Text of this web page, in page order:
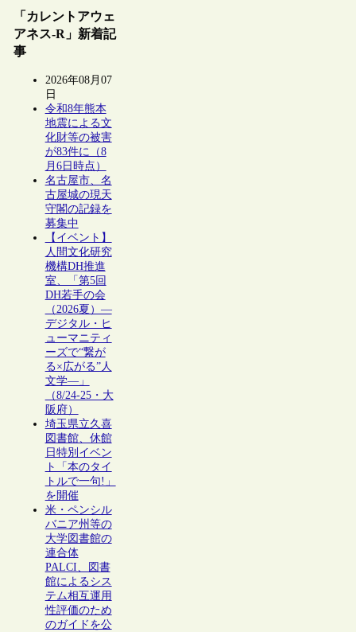
「カレントアウェ
アネス-R」新着記
事
2026年08月07
日
令和8年熊本
地震による文
化財等の被害
が83件に（8
月6日時点）
名古屋市、名
古屋城の現天
守閣の記録を
募集中
【イベント】
人間文化研究
機構DH推進
室、「第5回
DH若手の会
（2026夏）―
デジタル・ヒ
ューマニティ
ーズで“繋が
る×広がる”人
文学―」
（8/24-25・大
阪府）
埼玉県立久喜
図書館、休館
日特別イベン
ト「本のタイ
トルで一句!」
を開催
米・ペンシル
バニア州等の
大学図書館の
連合体
PALCI、図書
館によるシス
テム相互運用
性評価のため
のガイドを公